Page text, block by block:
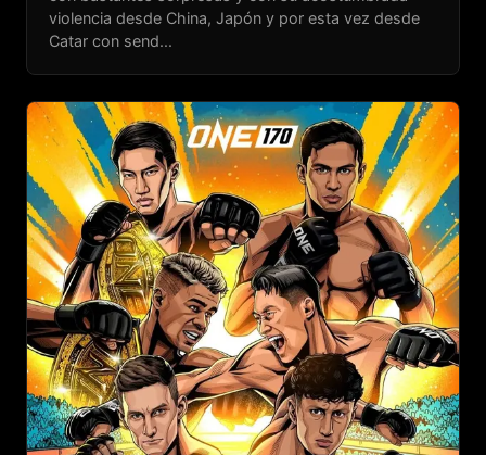
violencia desde China, Japón y por esta vez desde
Catar con send...